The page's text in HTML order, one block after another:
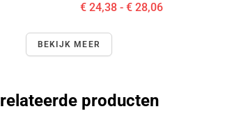
€ 24,38 - € 28,06
BEKIJK MEER
producten